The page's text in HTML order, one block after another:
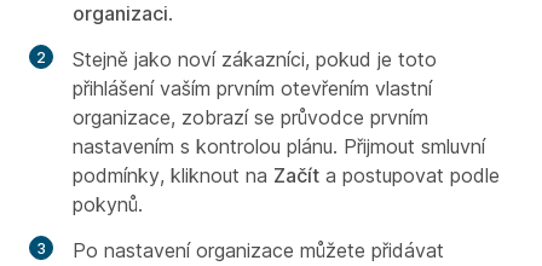
organizaci.
Stejně jako noví zákazníci, pokud je toto
přihlášení vaším prvním otevřením vlastní
organizace, zobrazí se průvodce prvním
nastavením s kontrolou plánu. Přijmout smluvní
podmínky, kliknout na Začít a postupovat podle
pokynů.
Po nastavení organizace můžete přidávat